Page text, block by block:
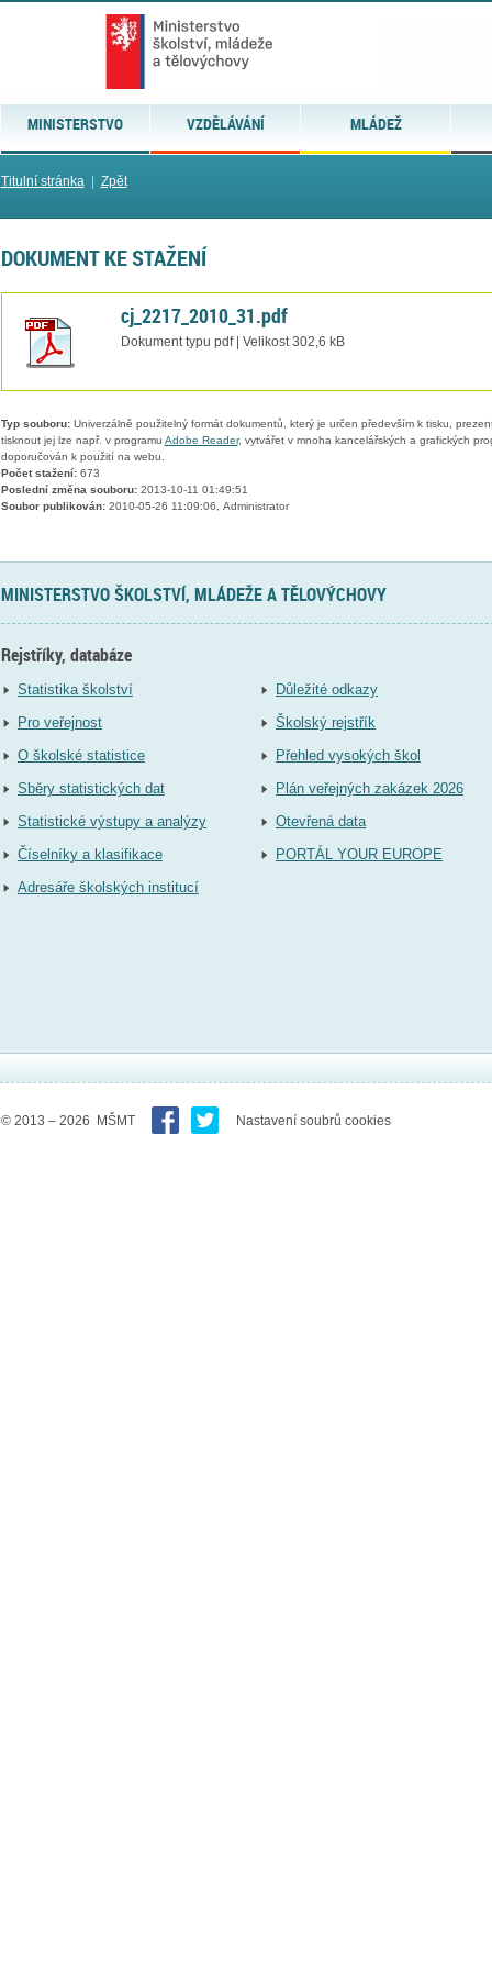
MINISTERSTVO VZDĚLÁVÁNÍ MLÁDEŽ
Titulní stránka| Zpět
DOKUMENT KE STAŽENÍ
cj_2217_2010_31.pdf
Dokument typu pdf | Velikost 302,6 kB
Typ souboru:Univerzálně použitelný formát dokumentů, který je určen především k tisku,
tisknout jej lze např. v programu Adobe Reader, vytvářet v mnoha kancelářských a grafických
doporučován k použití na webu.
Počet stažení:673
Poslední změna souboru:2013-10-11 01:49:51
Soubor publikován:2010-05-26 11:09:06, Administrator
MINISTERSTVO ŠKOLSTVÍ, MLÁDEŽE A TĚLOVÝCHOVY
Rejstříky, databáze
Statistika školství
Pro veřejnost
O školské statistice
Sběry statistických dat
Statistické výstupy a analýzy
Číselníky a klasifikace
Adresáře školských institucí
Důležité odkazy
Školský rejstřík
Přehled vysokých škol
Plán veřejných zakázek 2026
Otevřená data
PORTÁL YOUR EUROPE
© 2013 – 2026 MŠMT Nastavení soubrů cookies